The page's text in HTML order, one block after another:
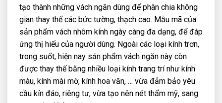
tạo thành những vách ngăn dùng để phân chia không
gian thay thế các bức tường, thạch cao. Mẫu mã của
sản phẩm vách nhôm kính ngày càng đa dạng, để đáp
ứng thị hiếu của người dùng. Ngoài các loại kính trơn,
trong suốt, hiện nay sản phẩm vách ngăn này còn
được thay thế bằng nhiều loại kính trang trí như kính
màu, kính mài mờ, kính hoa văn, … vừa đảm bảo yêu
cầu kín đáo, riêng tư, vừa tạo nên nét thẩm mỹ, sang